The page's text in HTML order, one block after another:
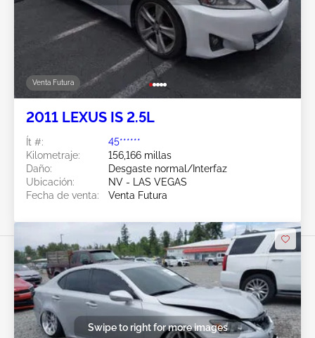
Venta Futura
2011 LEXUS IS 2.5L
Ít #:
45******
Kilometraje:
156,166 millas
Daño:
Desgaste normal/Interfaz
Ubicación:
NV - LAS VEGAS
Fecha de venta:
Venta Futura
Swipe to right for more images